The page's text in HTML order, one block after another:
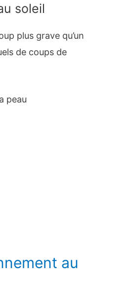
soleil
plus grave qu’un
de coups de
peau
au